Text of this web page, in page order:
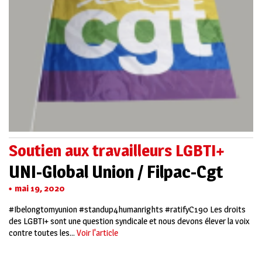
Soutien aux travailleurs LGBTI+
UNI-Global Union / Filpac-Cgt
mai 19, 2020
#Ibelongtomyunion #standup4humanrights #ratifyC190 Les droits
des LGBTI+ sont une question syndicale et nous devons élever la voix
contre toutes les... Voir l'article